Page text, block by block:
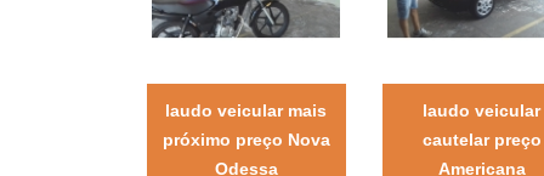
laudo veicular mais
próximo preço Nova
Odessa
laudo veicular
cautelar preço
Americana